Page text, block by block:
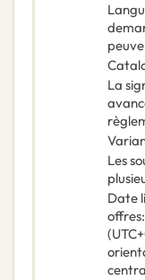
La
Les
Date
offres: